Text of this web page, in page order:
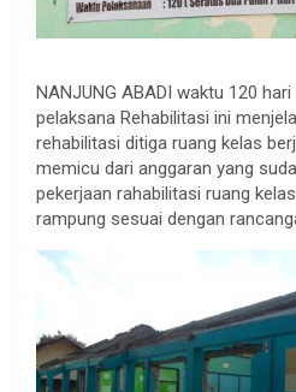
NANJUNG ABADI waktu 120
pelaksana Rehabilitasi ini
rehabilitasi ditiga ruang kelas
memicu dari anggaran yang
pekerjaan rahabilitasi ruang
rampung sesuai dengan